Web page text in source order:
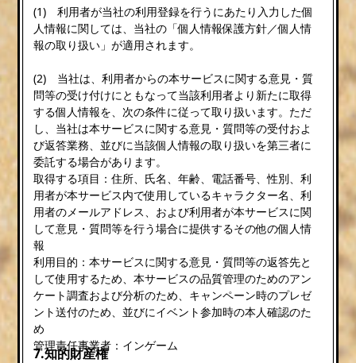
(1) 利用者が当社の利用登録を行うにあたり入力した個
人情報に関しては、当社の「個人情報保護方針／個人情
報の取り扱い」が適用されます。
(2) 当社は、利用者からの本サービスに関する意見・質
問等の受け付けにともなって当該利用者より新たに取得
する個人情報を、次の条件に従って取り扱います。ただ
し、当社は本サービスに関する意見・質問等の受付およ
び返答業務、並びに当該個人情報の取り扱いを第三者に
委託する場合があります。
取得する項目：住所、氏名、年齢、電話番号、性別、利
用者が本サービス内で使用しているキャラクター名、利
用者のメールアドレス、および利用者が本サービスに関
して意見・質問等を行う場合に提供するその他の個人情
報
利用目的：本サービスに関する意見・質問等の返答先と
して使用するため、本サービスの品質管理のためのアン
ケート調査および分析のため、キャンペーン時のプレゼ
ント送付のため、並びにイベント参加時の本人確認のた
め
管理責任事業者：インゲーム
7.知的財産権